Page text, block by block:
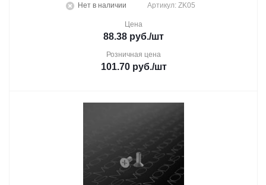
Нет в наличии
Артикул: ZK05
Цена
88.38 руб./шт
Розничная цена
101.70руб./шт